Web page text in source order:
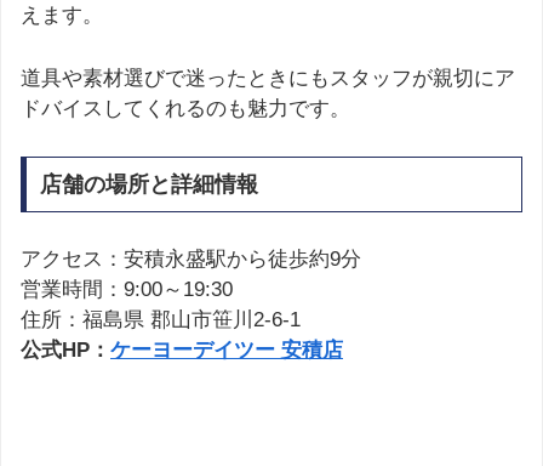
えます。
道具や素材選びで迷ったときにもスタッフが親切にア
ドバイスしてくれるのも魅力です。
店舗の場所と詳細情報
アクセス：安積永盛駅から徒歩約9分
営業時間：9:00～19:30
住所：福島県 郡山市笹川2-6-1
公式HP： ケーヨーデイツー 安積店